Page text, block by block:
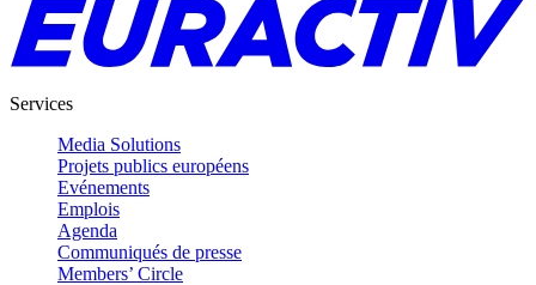
Services
Media Solutions
Projets publics européens
Evénements
Emplois
Agenda
Communiqués de presse
Members’ Circle